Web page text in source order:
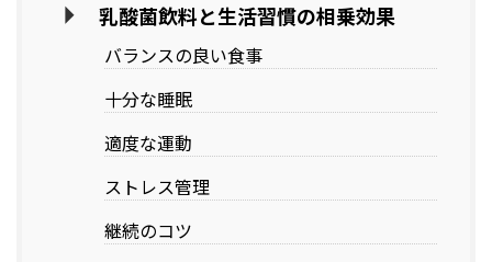
乳酸菌飲料と生活習慣の相乗効果
バランスの良い食事
十分な睡眠
適度な運動
ストレス管理
継続のコツ